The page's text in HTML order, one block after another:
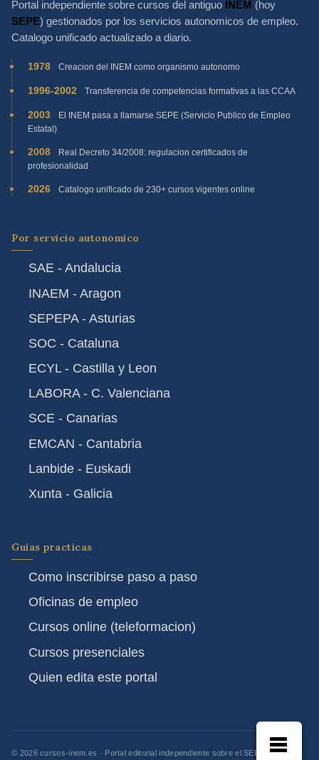
Portal independiente sobre cursos del antiguo INEM (hoy
SEPE) gestionados por los servicios autonomicos de empleo.
Catalogo unificado actualizado a diario.
1978 Creacion del INEM como organismo autonomo
1996-2002 Transferencia de competencias formativas a las CCAA
2003
El INEM pasa a llamarse SEPE (Servicio Publico de Empleo
Estatal)
2008
Real Decreto 34/2008: regulacion certificados de
profesionalidad
2026 Catalogo unificado de 230+ cursos vigentes online
Por servicio autonomico
SAE - Andalucia
INAEM - Aragon
SEPEPA - Asturias
SOC - Cataluna
ECYL - Castilla y Leon
LABORA - C. Valenciana
SCE - Canarias
EMCAN - Cantabria
Lanbide - Euskadi
Xunta - Galicia
Guias practicas
Como inscribirse paso a paso
Oficinas de empleo
Cursos online (teleformacion)
Cursos presenciales
Quien edita este portal
© 2026 cursos-inem.es · Portal editorial independiente sobre el SEPE y los